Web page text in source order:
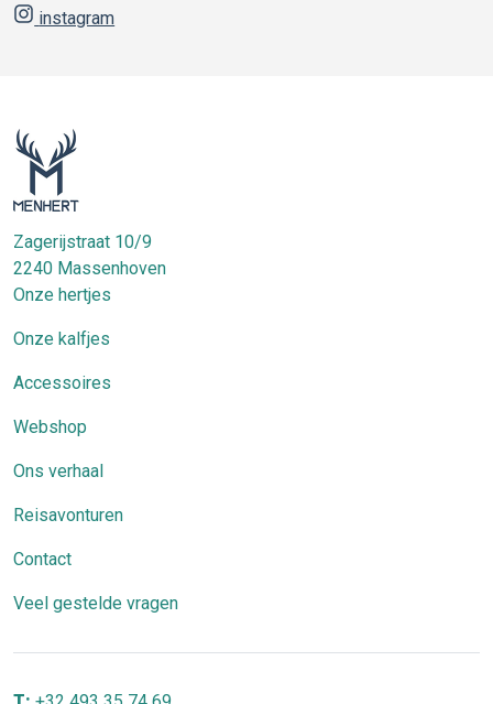
instagram
Zagerijstraat 10/9
2240 Massenhoven
Onze hertjes
Onze kalfjes
Accessoires
Webshop
Ons verhaal
Reisavonturen
Contact
Veel gestelde vragen